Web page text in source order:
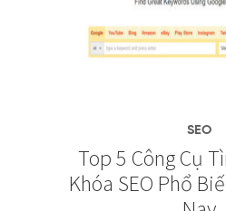
SEO
Top 5 Công Cụ
Khóa SEO Phổ